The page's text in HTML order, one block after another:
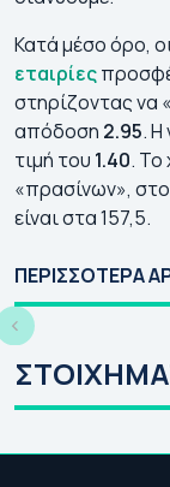
Κατά μέσο όρο,
εταιρίες
στηρίζοντας να
απόδοση 2.95. Η
τιμή του 1.40. Το
«πρασίνων»,
είναι στα 157,5.
ΠΕΡΙΣΣΟΤΕΡΑ
Γιουρόπα Λιγκ
Αγώνες | Κανάλι